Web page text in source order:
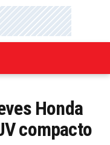
Honda
compacto